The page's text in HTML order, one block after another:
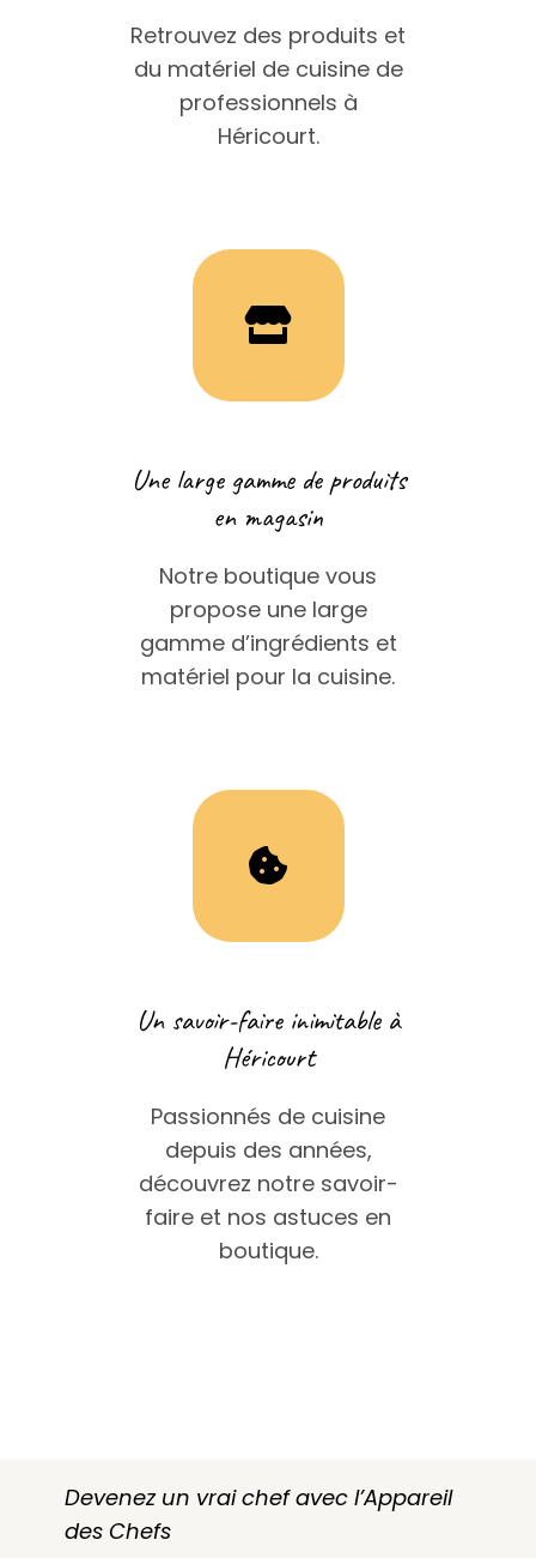
Retrouvez des produits et
du matériel de cuisine de
professionnels à
Héricourt.
Une large gamme de produits
en magasin
Notre boutique vous
propose une large
gamme d’ingrédients et
matériel pour la cuisine.
Un savoir-faire inimitable à
Héricourt
Passionnés de cuisine
depuis des années,
découvrez notre savoir-
faire et nos astuces en
boutique.
Devenez un vrai chef avec l’Appareil
des Chefs